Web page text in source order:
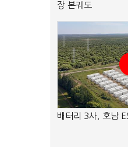
장 본궤도
배터리 3사, 호남